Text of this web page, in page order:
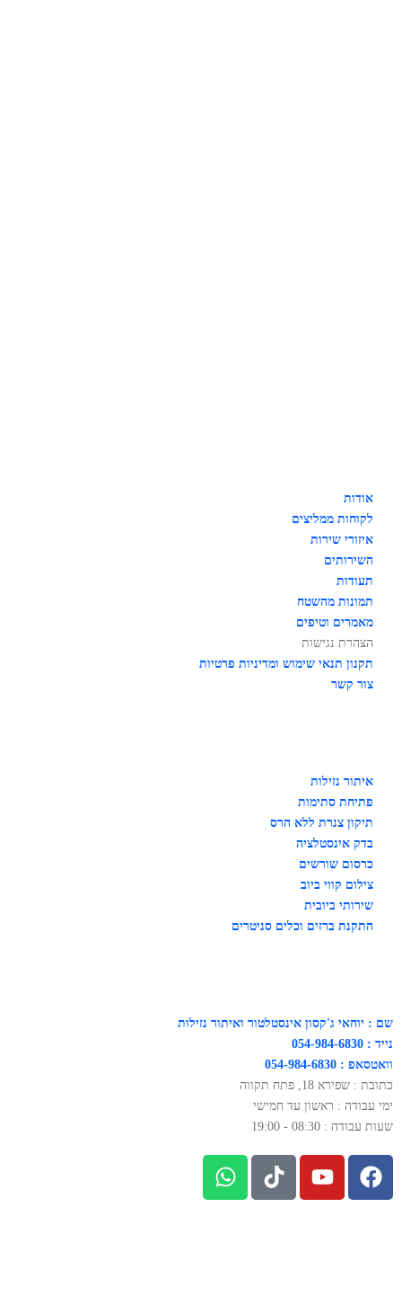
אודות
לקוחות ממליצים
איזורי שירות
השירותים
תעודות
תמונות מהשטח
מאמרים וטיפים
הצהרת נגישות
תקנון תנאי שימוש ומדיניות פרטיות
צור קשר
איתור נזילות
פתיחת סתימות
תיקון צנרת ללא הרס
בדק אינסטלציה
כרסום שורשים
צילום קווי ביוב
שירותי ביובית
התקנת ברזים וכלים סניטרים
שם : יוחאי ג'קסון אינסטלטור ואיתור נזילות
נייד : 054-984-6830
וואטסאפ : 054-984-6830
כתובת : שפירא 18, פתח תקווה
ימי עבודה : ראשון עד חמישי
שעות עבודה : 08:30 - 19:00